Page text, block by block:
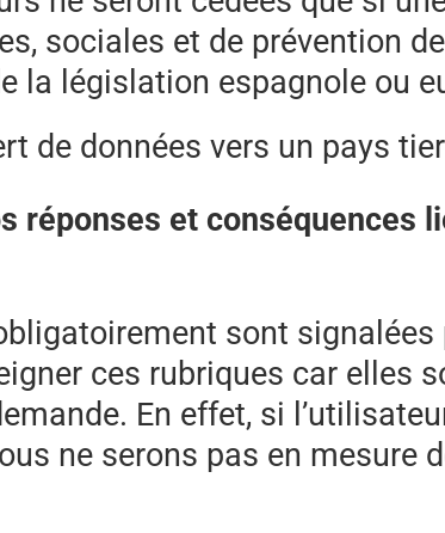
sociales et de prévention
la législation espagnole ou
de données vers un pays
et conséquences
sont
ces rubriques car elles
En effet, si
ne serons pas en mesure